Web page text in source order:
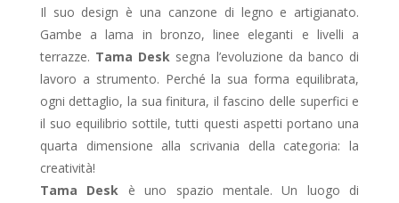
Il suo design è una canzone di legno e artigianato.
Gambe a lama in bronzo, linee eleganti e livelli a
terrazze. Tama Desk segna l’evoluzione da banco di
lavoro a strumento. Perché la sua forma equilibrata,
ogni dettaglio, la sua finitura, il fascino delle superfici e
il suo equilibrio sottile, tutti questi aspetti portano una
quarta dimensione alla scrivania della categoria: la
creatività!
Tama Desk è uno spazio mentale. Un luogo di